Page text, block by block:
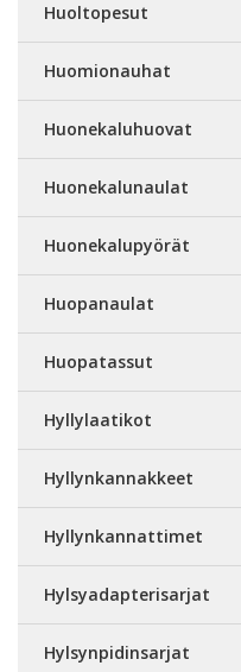
Huoltopesut
Huomionauhat
Huonekaluhuovat
Huonekalunaulat
Huonekalupyörät
Huopanaulat
Huopatassut
Hyllylaatikot
Hyllynkannakkeet
Hyllynkannattimet
Hylsyadapterisarjat
Hylsynpidinsarjat